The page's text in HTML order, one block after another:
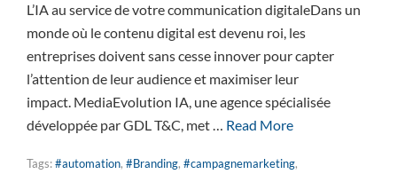
L’IA au service de votre communication digitaleDans un
monde où le contenu digital est devenu roi, les
entreprises doivent sans cesse innover pour capter
l’attention de leur audience et maximiser leur
impact. MediaEvolution IA, une agence spécialisée
développée par GDL T&C, met … Read More
Tags:#automation, #Branding, #campagnemarketing,